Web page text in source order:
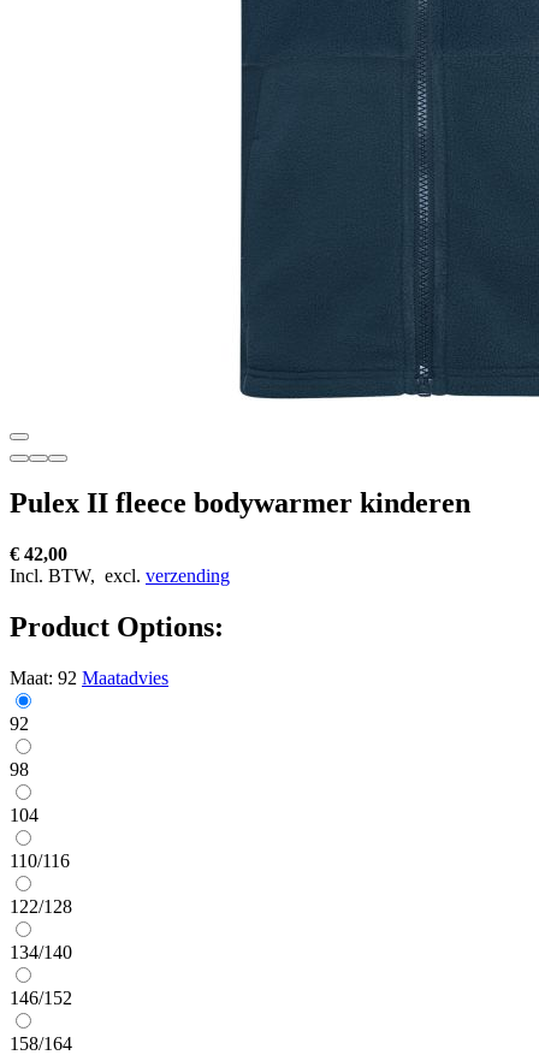
Pulex II fleece bodywarmer kinderen
€ 42,00
Incl. BTW, excl. verzending
Product Options:
Maat: 92 Maatadvies
92
98
104
110/116
122/128
134/140
146/152
158/164